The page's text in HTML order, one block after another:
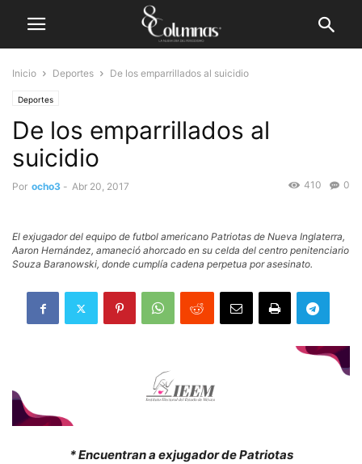
Inicio Deportes De los emparrillados al suicidio
Deportes
De los emparrillados al
suicidio
Por ocho3 - Abr 20, 2017 0
410
El exjugador del equipo de futbol americano Patriotas de Nueva Inglaterra,
Aaron Hernández, amaneció ahorcado en su celda del centro penitenciario
Souza Baranowski, donde cumplía cadena perpetua por asesinato.
* Encuentran a exjugador de Patriotas